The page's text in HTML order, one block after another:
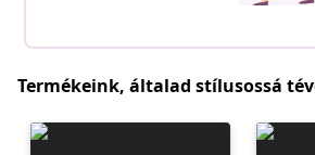
Termékeink, általad stílusossá